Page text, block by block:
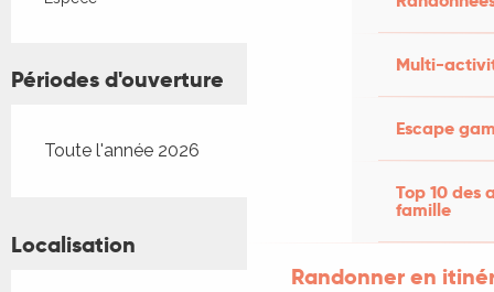
Multi-
Escape
Top 10 des
famille
Randonner en
Périodes d'ouverture
Toute l'année 2026
Localisation